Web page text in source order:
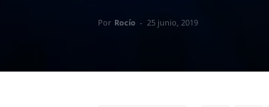
Por Rocío - 25 junio, 2019